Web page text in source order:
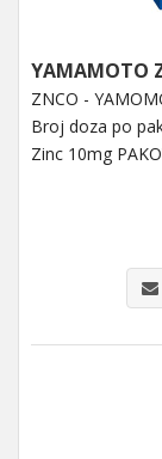
YAMAMOTO
ZNCO -
Broj doza po
Zinc 10mg